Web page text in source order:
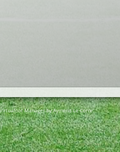
Manager by Aymeric Le Corre